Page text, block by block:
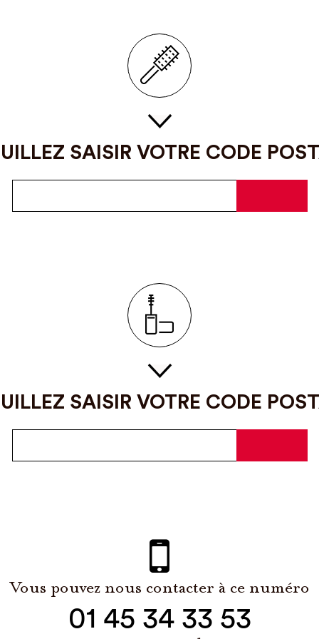
SAISIR VOTRE CODE
SAISIR VOTRE CODE
Vous pouvez nous contacter à ce numéro
01 45 34 33 53